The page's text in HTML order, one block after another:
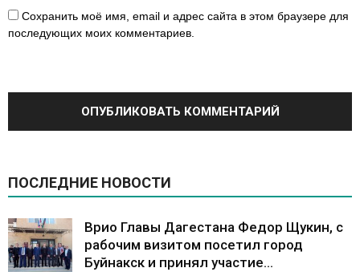
Сохранить моё имя, email и адрес сайта в этом браузере для
последующих моих комментариев.
ПОСЛЕДНИЕ НОВОСТИ
Врио Главы Дагестана Федор Щукин, с
рабочим визитом посетил город
Буйнакск и принял участие...